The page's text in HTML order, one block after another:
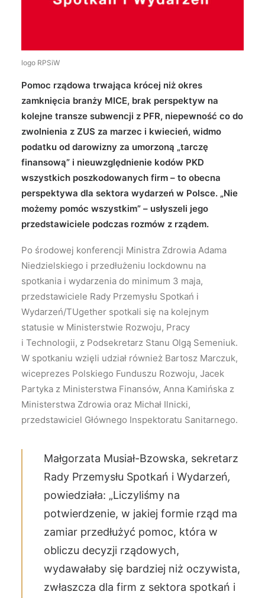
logo RPSiW
Pomoc rządowa trwająca krócej niż okres
zamknięcia branży MICE, brak perspektyw na
kolejne transze subwencji z PFR, niepewność co do
zwolnienia z ZUS za marzec i kwiecień, widmo
podatku od darowizny za umorzoną „tarczę
finansową” i nieuwzględnienie kodów PKD
wszystkich poszkodowanych firm – to obecna
perspektywa dla sektora wydarzeń w Polsce. „Nie
możemy pomóc wszystkim” – usłyszeli jego
przedstawiciele podczas rozmów z rządem.
Po środowej konferencji Ministra Zdrowia Adama
Niedzielskiego i przedłużeniu lockdownu na
spotkania i wydarzenia do minimum 3 maja,
przedstawiciele Rady Przemysłu Spotkań i
Wydarzeń/TUgether spotkali się na kolejnym
statusie w Ministerstwie Rozwoju, Pracy
i Technologii, z Podsekretarz Stanu Olgą Semeniuk.
W spotkaniu wzięli udział również Bartosz Marczuk,
wiceprezes Polskiego Funduszu Rozwoju, Jacek
Partyka z Ministerstwa Finansów, Anna Kamińska z
Ministerstwa Zdrowia oraz Michał Ilnicki,
przedstawiciel Głównego Inspektoratu Sanitarnego.
Małgorzata Musiał-Bzowska, sekretarz
Rady Przemysłu Spotkań i Wydarzeń,
powiedziała: „Liczyliśmy na
potwierdzenie, w jakiej formie rząd ma
zamiar przedłużyć pomoc, która w
obliczu decyzji rządowych,
wydawałaby się bardziej niż oczywista,
zwłaszcza dla firm z sektora spotkań i